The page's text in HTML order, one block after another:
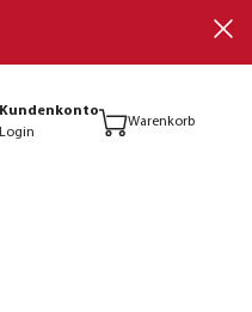
Kundenkonto
Login
Warenkorb